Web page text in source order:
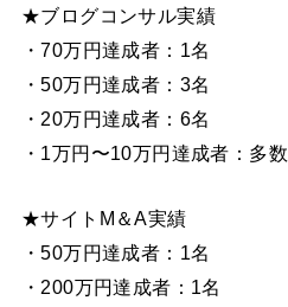
★ブログコンサル実績
・70万円達成者：1名
・50万円達成者：3名
・20万円達成者：6名
・1万円〜10万円達成者：多数
★サイトM＆A実績
・50万円達成者：1名
・200万円達成者：1名